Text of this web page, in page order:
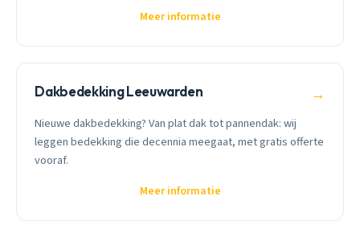
Meer informatie
Dakbedekking Leeuwarden →
Nieuwe dakbedekking? Van plat dak tot pannendak: wij
leggen bedekking die decennia meegaat, met gratis offerte
vooraf.
Meer informatie